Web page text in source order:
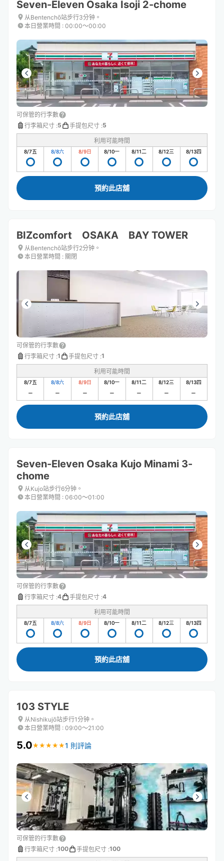
Seven-Eleven Osaka Isoji 2-chome
从Bentenchō站步行3分钟。
本日營業時間 : 00:00〜00:00
可保管的行李數
行李箱尺寸 :5 手提包尺寸 :5
利用可能時間
8/7五 8/8六 8/9日 8/10一 8/11二 8/12三 8/13四
預約此店舖
BIZcomfort OSAKA BAY TOWER
从Bentenchō站步行2分钟。
本日營業時間 : 關閉
可保管的行李數
行李箱尺寸 :1 手提包尺寸 :1
利用可能時間
8/7五 8/8六 8/9日 8/10一 8/11二 8/12三 8/13四
預約此店舖
Seven-Eleven Osaka Kujo Minami 3-
chome
从Kujo站步行6分钟。
本日營業時間 : 06:00〜01:00
可保管的行李數
行李箱尺寸 :4 手提包尺寸 :4
利用可能時間
8/7五 8/8六 8/9日 8/10一 8/11二 8/12三 8/13四
預約此店舖
103 STYLE
从Nishikujō站步行1分钟。
本日營業時間 : 09:00〜21:00
5.0★ ★ ★ ★ ★
★ ★ ★ ★ ★1 則評論
可保管的行李數
行李箱尺寸 :100 手提包尺寸 :100